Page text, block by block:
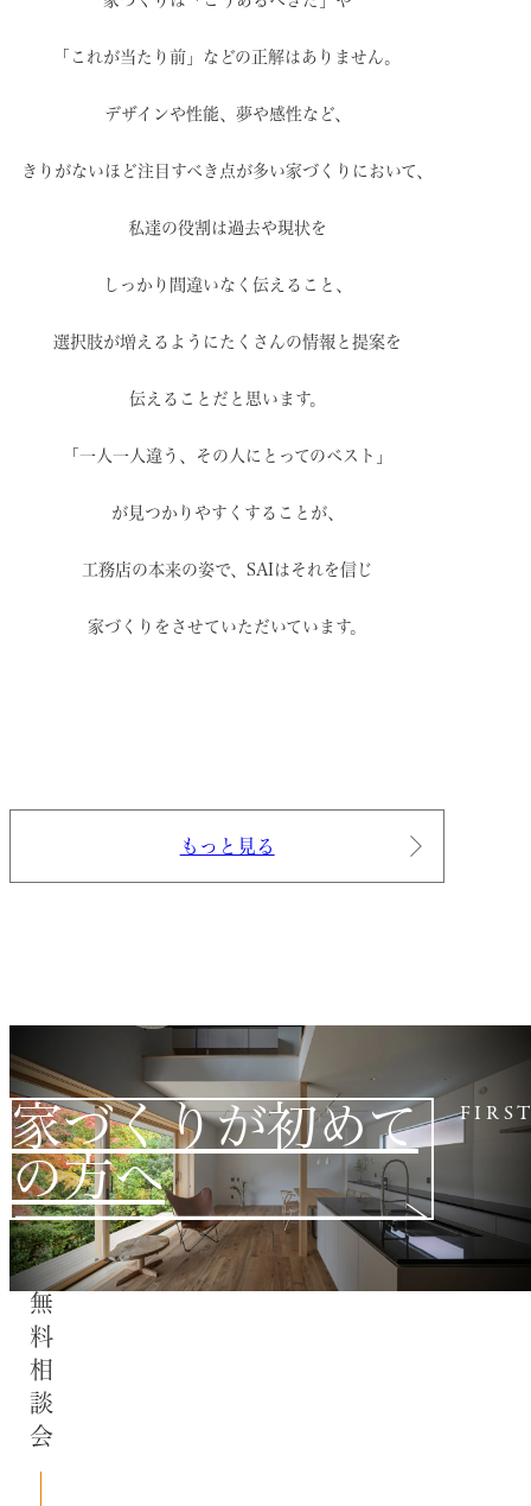
「これが当たり前」などの正解はありません。
デザインや性能、夢や感性など、
きりがないほど注目すべき点が多い家づくりにおいて、
私達の役割は過去や現状を
しっかり間違いなく伝えること、
選択肢が増えるように たくさんの情報と提案を
伝えることだと思います。
「一人一人違う、その人にとってのベスト」
が見つかりやすくすることが、
工務店の本来の姿で、 SAIはそれを信じ
家づくりをさせていただいています。
もっと見る
家づくりが初めて
の方へ
無料相談会